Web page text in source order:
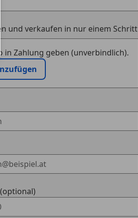
und verkaufen in nur einem Schritt
in Zahlung geben (unverbindlich).